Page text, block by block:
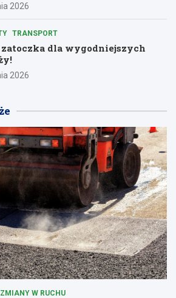
2026
TRANSPORT
zatoczka dla wygodniejszych
2026
ZMIANY W RUCHU